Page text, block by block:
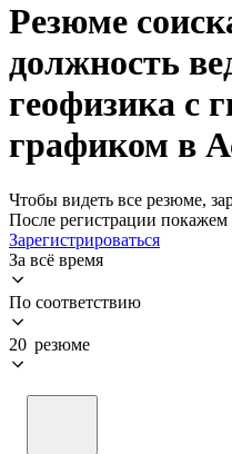
Резюме
должность
геофизика с
графиком в
Чтобы видеть все резюме,
После регистрации
Зарегистрироваться
За всё время
По соответствию
20 резюме